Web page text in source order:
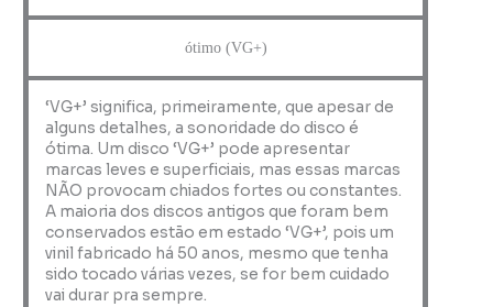
ótimo (VG+)
‘VG+’ significa, primeiramente, que apesar de
alguns detalhes, a sonoridade do disco é
ótima. Um disco ‘VG+’ pode apresentar
marcas leves e superficiais, mas essas marcas
NÃO provocam chiados fortes ou constantes.
A maioria dos discos antigos que foram bem
conservados estão em estado ‘VG+’, pois um
vinil fabricado há 50 anos, mesmo que tenha
sido tocado várias vezes, se for bem cuidado
vai durar pra sempre.